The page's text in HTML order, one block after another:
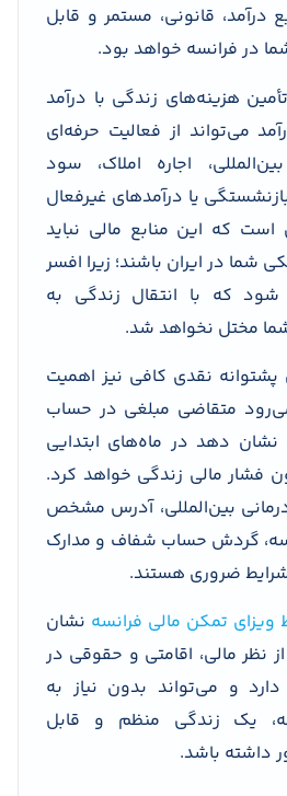
قانونی، مستمر و قابل
در فرانسه خواهد بود.
هزینه‌های زندگی با درآمد
می‌تواند از فعالیت حرفه‌ای
اجاره املاک، سود
یا درآمدهای غیرفعال
که این منابع مالی نباید
شما در ایران باشند؛ زیرا افسر
شود که با انتقال زندگی به
شما مختل نخواهد شد.
پشتوانه نقدی کافی نیز اهمیت
می‌رود متقاضی مبلغی در حساب
دهد در ماه‌های ابتدایی
فشار مالی زندگی خواهد کرد.
بین‌المللی، آدرس مشخص
گردش حساب شفاف و مدارک
ضروری هستند.
ویزای تمکن مالی فرانسه نشان
نظر مالی، اقامتی و حقوقی در
دارد و می‌تواند بدون نیاز به
یک زندگی منظم و قابل
داشته باشد.